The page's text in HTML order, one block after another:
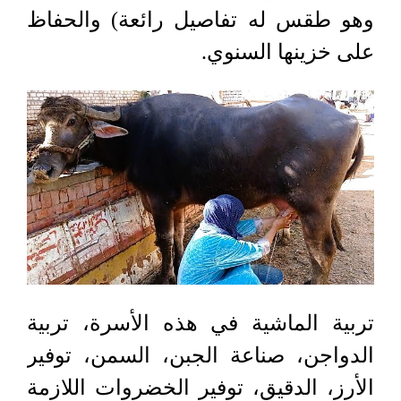
وهو طقس له تفاصيل رائعة) والحفاظ
على خزينها السنوي.
تربية الماشية في هذه الأسرة، تربية
الدواجن، صناعة الجبن، السمن، توفير
الأرز، الدقيق، توفير الخضروات اللازمة